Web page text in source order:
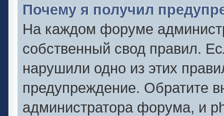
Почему я получил
На каждом форуме
собственный свод правил.
нарушили одно из этих
предупреждение. Обратите
администратора форума, и